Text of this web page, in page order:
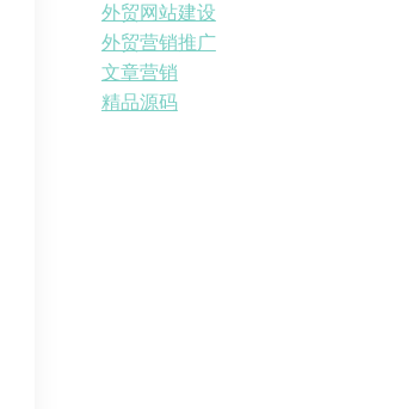
外贸网站建设
外贸营销推广
文章营销
精品源码